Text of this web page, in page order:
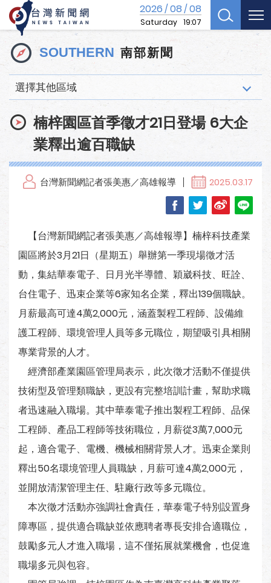
2026/08/08
Saturday 19:07
SOUTHERN 南部新聞
選擇其他區域
楠梓園區首季徵才21日登場 6大企
業釋出逾百職缺
台灣新聞網記者張美惠／高雄報導 2025.03.17
【台灣新聞網記者張美惠／高雄報導】楠梓科技產業
園區將於3月21日（星期五）舉辦第一季現場徵才活
動，集結華泰電子、日月光半導體、穎崴科技、旺詮、
台住電子、迅束企業等6家知名企業，釋出139個職缺。
月薪最高可達4萬2,000元，涵蓋製程工程師、設備維
護工程師、環境管理人員等多元職位，期望吸引具相關
專業背景的人才。
經濟部產業園區管理局表示，此次徵才活動不僅提供
技術型及管理類職缺，更設有完整培訓計畫，幫助求職
者迅速融入職場。其中華泰電子推出製程工程師、品保
工程師、產品工程師等技術職位，月薪從3萬7,000元
起，適合電子、電機、機械相關背景人才。迅束企業則
釋出50名環境管理人員職缺，月薪可達4萬2,000元，
並開放清潔管理主任、駐廠行政等多元職位。
本次徵才活動亦強調社會責任，華泰電子特別設置身
障專區，提供適合職缺並依應聘者專長安排合適職位，
鼓勵多元人才進入職場，這不僅拓展就業機會，也促進
職場多元與包容。